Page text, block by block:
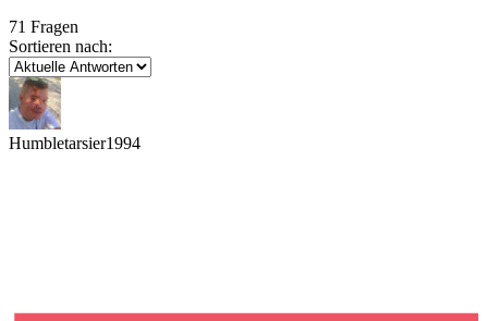
71 Fragen
Sortieren nach:
Humbletarsier1994